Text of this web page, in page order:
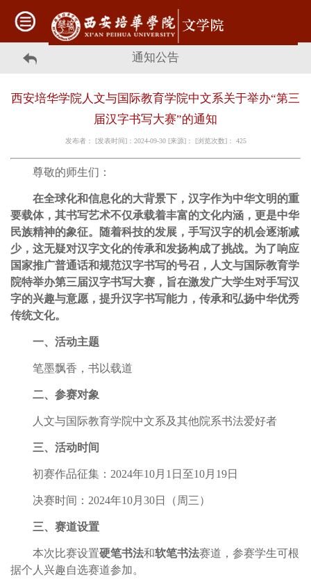
通知公告
西安培华学院人文与国际教育学院中文系关于举办“第三
届汉字书写大赛”的通知
发布者： [发表时间]：2024-09-30 [来源]： [浏览次数]： 425
尊敬的师生们：
在全球化和信息化的大背景下，汉字作为中华文明的重
要载体，其书写艺术不仅承载着丰富的文化内涵，更是中华
民族精神的象征。随着科技的发展，手写汉字的机会逐渐减
少，这无疑对汉字文化的传承和发扬构成了挑战。为了响应
国家推广普通话和规范汉字书写的号召，人文与国际教育学
院特举办第三届汉字书写大赛，旨在激发广大学生对手写汉
字的兴趣与意愿，提升汉字书写能力，传承和弘扬中华优秀
传统文化。
一、 活动主题
笔墨飘香，书以载道
二、 参赛对象
人文与国际教育学院中文系及其他院系书法爱好者
三、 活动时间
初赛作品征集：2024年10月1日至10月19日
决赛时间：2024年10月30日（周三）
三、 赛道设置
本次比赛设置硬笔书法和软笔书法赛道，参赛学生可根
据个人兴趣自选赛道参加。